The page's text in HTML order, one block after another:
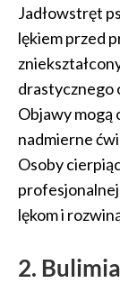
Jadłowstręt
lękiem przed
drastycznego
Objawy mogą
nadmierne
Osoby
profesjonalnej
lękom i
2.